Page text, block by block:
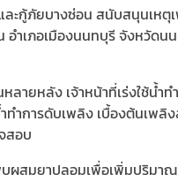
ะกู้ภัยบางซ่อน สนับสนุนเหตุ
ำเภอเมืองนนทบุรี จังหวัดน
ลายหลัง เจ้าหน้าที่เร่งใช้น้ำ
ทำการดับเพลิง เบื้องต้นเพลิ
สอบ
ผสมยาปลอมเพื่อเพิ่มปริมา